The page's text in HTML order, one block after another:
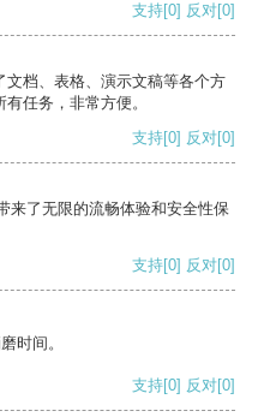
支持[0] 反对[0]
档、表格、演示文稿等各个方
任务，非常方便。
支持[0] 反对[0]
来了无限的流畅体验和安全性保
支持[0] 反对[0]
时间。
支持[0] 反对[0]